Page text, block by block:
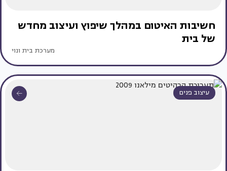
חשיבות האיטום במהלך שיפוץ ועיצוב מחדש
של בית
מערכת בית ונוי
עיצוב פנים